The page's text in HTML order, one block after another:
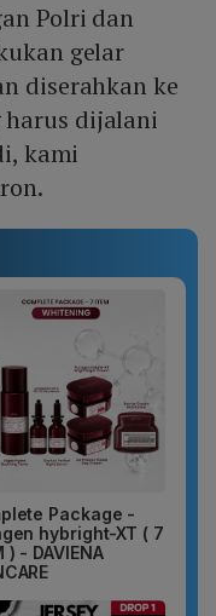
Polri dan
gelar
diserahkan ke
harus dijalani
kami
Package -
hybright-XT ( 7
) - DAVIENA